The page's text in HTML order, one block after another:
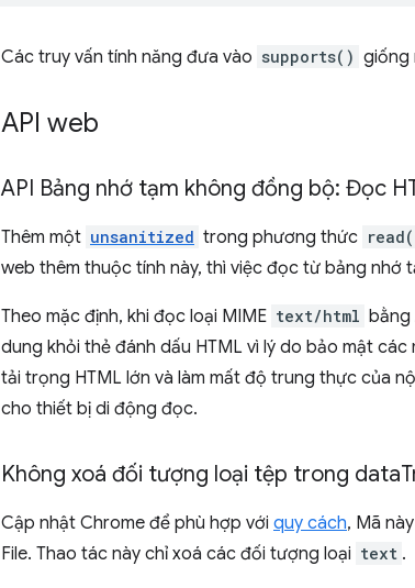
Các truy vấn tính năng đưa vào supports() giống
API web
API Bảng nhớ tạm không đồng bộ: Đọc
Thêm một unsanitized trong phương thức
web thêm thuộc tính này, thì việc đọc từ bảng nhớ
Theo mặc định, khi đọc loại MIME text/html bằng
dung khỏi thẻ đánh dấu HTML vì lý do bảo mật
tải trọng HTML lớn và làm mất độ trung thực của
cho thiết bị di động đọc.
Không xoá đối tượng loại tệp trong data
Cập nhật Chrome để phù hợp với quy cách, Mã
File. Thao tác này chỉ xoá các đối tượng loại text .